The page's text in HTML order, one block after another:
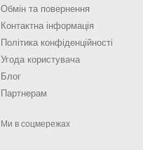
Обмін та повернення
Контактна інформація
Політика конфіденційності
Угода користувача
Блог
Партнерам
Ми в соцмережах